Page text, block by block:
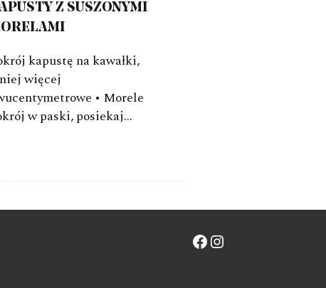
Z SUSZONYMI
kapustę na kawałki,
więcej
• Morele
w paski, posiekaj…
Facebook Instagram